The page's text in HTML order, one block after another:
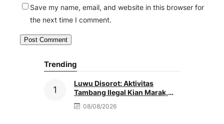
Save my name, email, and website in this browser for
the next time I comment.
Trending
Luwu Disorot: Aktivitas
Tambang Ilegal Kian Marak,
Penegak Hukum Didesak
Bertindak
08/08/2026